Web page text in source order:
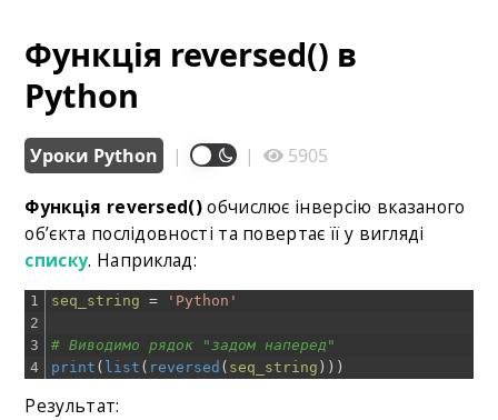
Функція reversed() в
Python
Уроки Python | | 5905
Функція reversed()обчислює інверсію вказаного
об’єкта послідовності та повертає її у вигляді
списку. Наприклад:
1
2
3
4
seq_string = 'Python'
# Виводимо рядок "задом наперед"
print ( list ( reversed ( seq_string ) ) )
Результат: